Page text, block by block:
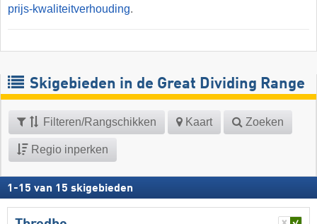
prijs-kwaliteitverhouding.
Skigebieden in de Great Dividing Range
Filteren/Rangschikken Kaart Zoeken
Regio inperken
1 -15 van 15 skigebieden